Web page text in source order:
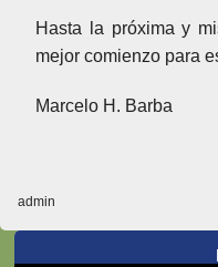
Hasta la próxima y
mejor comienzo para
Marcelo H. Barba
admin